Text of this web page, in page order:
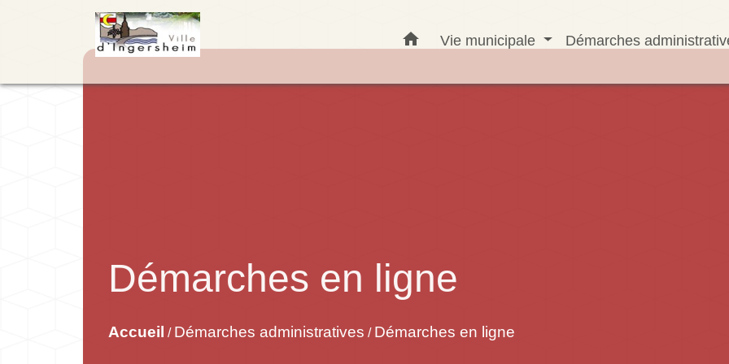
home Vie municipale Démarches
Démarches en ligne
Accueil / Démarches administratives / Démarches en ligne